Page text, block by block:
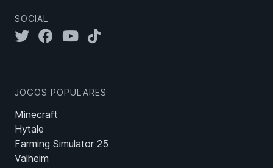
SOCIAL
JOGOS POPULARES
Minecraft
Hytale
Farming Simulator 25
Valheim